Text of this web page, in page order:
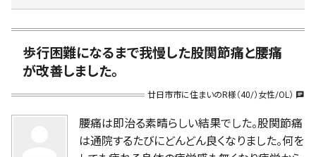
歩行困難になるまで我慢した股関節痛と腰痛
が改善しました。
廿日市市に住まいのR様（40/）女性/OL） chat
腰痛は即治る素晴らしい結果でした。股関節痛
は通院するたびにどんどん良くなりました。何を